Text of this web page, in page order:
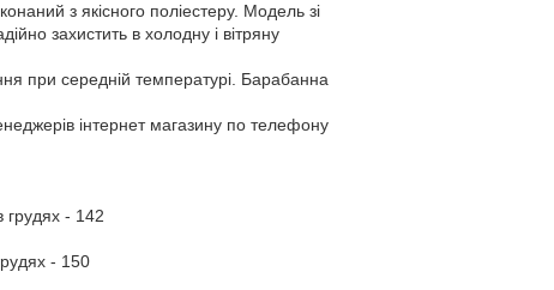
з якісного поліестеру. Модель зі
захистить в холодну і вітряну
при середній температурі. Барабанна
інтернет магазину по телефону
- 142
- 150